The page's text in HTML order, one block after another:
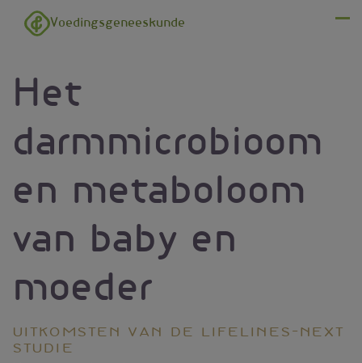
Overslaan en naar de inhoud gaan
Voedingsgeneeskunde
Het
darmmicrobioom
en metaboloom
van baby en
moeder
Uitkomsten van de Lifelines-NEXT
studie